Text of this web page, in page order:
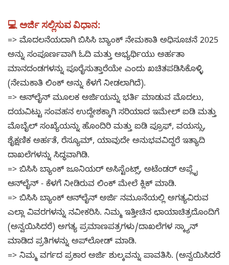
💻 ಅರ್ಜಿ ಸಲ್ಲಿಸುವ ವಿಧಾನ:
=> ಮೊದಲನೆಯದಾಗಿ ಬಿಸಿಸಿ ಬ್ಯಾಂಕ್ ನೇಮಕಾತಿ ಅಧಿಸೂಚನೆ 2025
ಅನ್ನು ಸಂಪೂರ್ಣವಾಗಿ ಓದಿ ಮತ್ತು ಅಭ್ಯರ್ಥಿಯು ಅರ್ಹತಾ
ಮಾನದಂಡಗಳನ್ನು ಪೂರೈಸುತ್ತಾರೆಯೇ ಎಂದು ಖಚಿತಪಡಿಸಿಕೊಳ್ಳಿ
(ನೇಮಕಾತಿ ಲಿಂಕ್ ಅನ್ನು ಕೆಳಗೆ ನೀಡಲಾಗಿದೆ).
=> ಆನ್‌ಲೈನ್ ಮೂಲಕ ಅರ್ಜಿಯನ್ನು ಭರ್ತಿ ಮಾಡುವ ಮೊದಲು,
ದಯವಿಟ್ಟು ಸಂವಹನ ಉದ್ದೇಶಕ್ಕಾಗಿ ಸರಿಯಾದ ಇಮೇಲ್ ಐಡಿ ಮತ್ತು
ಮೊಬೈಲ್ ಸಂಖ್ಯೆಯನ್ನು ಹೊಂದಿರಿ ಮತ್ತು ಐಡಿ ಪ್ರೂಫ್, ವಯಸ್ಸು,
ಶೈಕ್ಷಣಿಕ ಅರ್ಹತೆ, ರೆಸ್ಯೂಮ್, ಯಾವುದೇ ಅನುಭವವಿದ್ದರೆ ಇತ್ಯಾದಿ
ದಾಖಲೆಗಳನ್ನು ಸಿದ್ಧವಾಗಿಡಿ.
=> ಬಿಸಿಸಿ ಬ್ಯಾಂಕ್ ಜೂನಿಯರ್ ಅಸಿಸ್ಟೆಂಟ್ಸ್, ಅಟೆಂಡರ್ ಅಪ್ಲೈ
ಆನ್‌ಲೈನ್ - ಕೆಳಗೆ ನೀಡಿರುವ ಲಿಂಕ್ ಮೇಲೆ ಕ್ಲಿಕ್ ಮಾಡಿ.
=> ಬಿಸಿಸಿ ಬ್ಯಾಂಕ್ ಆನ್‌ಲೈನ್ ಅರ್ಜಿ ನಮೂನೆಯಲ್ಲಿ ಅಗತ್ಯವಿರುವ
ಎಲ್ಲಾ ವಿವರಗಳನ್ನು ನವೀಕರಿಸಿ. ನಿಮ್ಮ ಇತ್ತೀಚಿನ ಛಾಯಾಚಿತ್ರದೊಂದಿಗೆ
(ಅನ್ವಯಿಸಿದರೆ) ಅಗತ್ಯ ಪ್ರಮಾಣಪತ್ರಗಳು/ದಾಖಲೆಗಳ ಸ್ಕ್ಯಾನ್
ಮಾಡಿದ ಪ್ರತಿಗಳನ್ನು ಅಪ್‌ಲೋಡ್ ಮಾಡಿ.
=> ನಿಮ್ಮ ವರ್ಗದ ಪ್ರಕಾರ ಅರ್ಜಿ ಶುಲ್ಕವನ್ನು ಪಾವತಿಸಿ. (ಅನ್ವಯಿಸಿದರೆ